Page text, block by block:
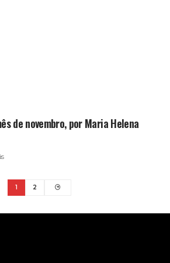
de novembro, por Maria Helena
1 2